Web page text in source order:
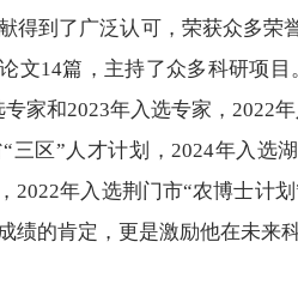
得到了广泛认可，荣获众多荣
文14篇，主持了众多科研项
家和2023年入选专家，2022
三区”人才计划，2024年入选
2022年入选荆门市“农博士计
绩的肯定，更是激励他在未来